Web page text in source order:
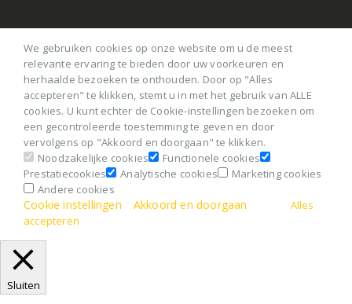
We gebruiken cookies op onze website om u de meest
relevante ervaring te bieden door uw voorkeuren en
herhaalde bezoeken te onthouden. Door op "Alles
accepteren" te klikken, stemt u in met het gebruik van ALLE
cookies. U kunt echter de Cookie-instellingen bezoeken om
een gecontroleerde toestemming te geven en door
vervolgens op "Akkoord en doorgaan" te klikken.
Noodzakelijke cookies
Functionele cookies
Prestatiecookies
Analytische cookies
Marketing cookies
Andere cookies
Cookie instellingen Akkoord en doorgaan
Alles
accepteren
Sluiten